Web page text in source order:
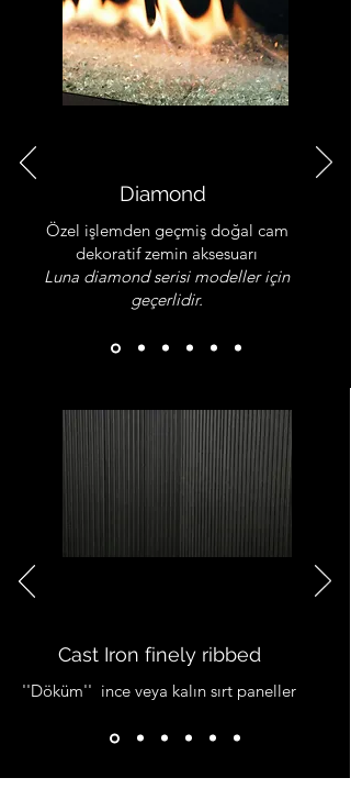
Diamond
Özel işlemden geçmiş doğal cam
dekoratif zemin aksesuarı
Luna diamond serisi modeller için
geçerlidir.
Cast Iron finely ribbed
''Döküm'' ince veya kalın sırt paneller